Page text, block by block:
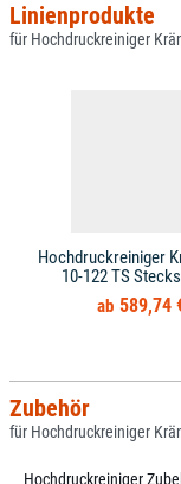
Linienprodukte
für Hochdruckreiniger
Hochdruckreiniger
10-122 TS
589,74
Zubehör
für Hochdruckreiniger
Hochdruckreiniger